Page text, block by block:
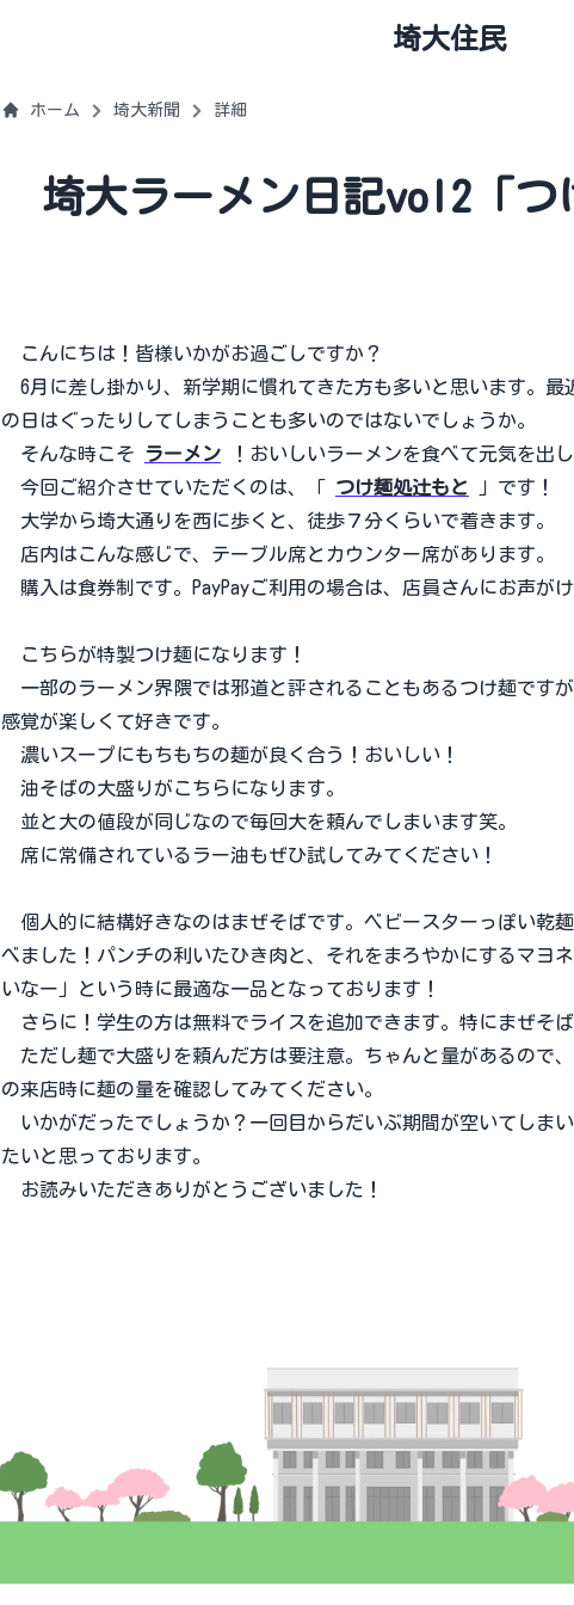
埼大住民
ホーム 埼大新聞 詳細
埼大ラーメン日記vol2「つ
こんにちは！皆様いかがお過ごしですか？
6月に差し掛かり、新学期に慣れてきた方も多いと思います。最
の日はぐったりしてしまうことも多いのではないでしょうか。
そんな時こそ
ラーメン
！おいしいラーメンを食べて元気を出
今回ご紹介させていただくのは、「
つけ麺処辻もと
」です！
大学から埼大通りを西に歩くと、徒歩７分くらいで着きます。
店内はこんな感じで、テーブル席とカウンター席があります。
購入は食券制です。PayPayご利用の場合は、店員さんにお声がけ
こちらが特製つけ麺になります！
一部のラーメン界隈では邪道と評されることもあるつけ麺です
感覚が楽しくて好きです。
濃いスープにもちもちの麺が良く合う！おいしい！
油そばの大盛りがこちらになります。
並と大の値段が同じなので毎回大を頼んでしまいます笑。
席に常備されているラー油もぜひ試してみてください！
個人的に結構好きなのはまぜそばです。ベビースターっぽい乾
べました！パンチの利いたひき肉と、それをまろやかにするマヨ
いなー」という時に最適な一品となっております！
さらに！学生の方は無料でライスを追加できます。特にまぜそば
ただし麺で大盛りを頼んだ方は要注意。ちゃんと量があるので
の来店時に麺の量を確認してみてください。
いかがだったでしょうか？一回目からだいぶ期間が空いてしま
たいと思っております。
お読みいただきありがとうございました！